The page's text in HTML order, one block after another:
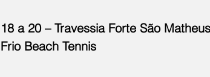
18 a 20 – Travessia Forte São
Frio Beach Tennis